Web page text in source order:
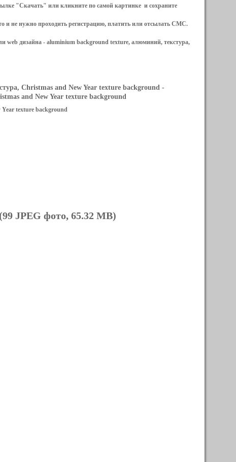
"Скачать" или кликните по самой картинке и сохраните
и не нужно проходить регистрацию, платить или отсылать СМС.
web дизайна - aluminium background texture, алюминий, текстура,
Christmas and New Year texture background -
and New Year texture background
Year texture background
(99 JPEG фото, 65.32 MB)